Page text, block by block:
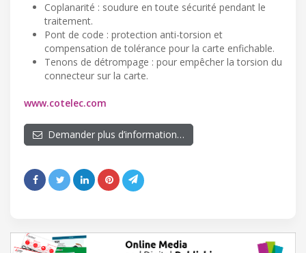
Coplanarité : soudure en toute sécurité pendant le
traitement.
Pont de code : protection anti-torsion et
compensation de tolérance pour la carte enfichable.
Tenons de détrompage : pour empêcher la torsion du
connecteur sur la carte.
www.cotelec.com
Demander plus d’information…